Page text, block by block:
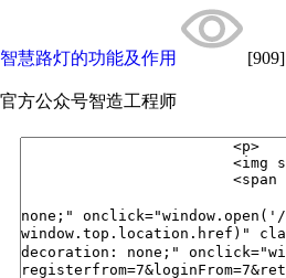
智慧路灯的功能及作用 [909]
官方公众号智造工程师